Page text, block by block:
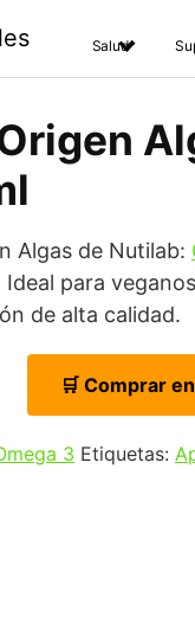
Salud
Algas de Nutilab:
Ideal para
de alta calidad.
🛒 Comprar
3 Etiquetas: